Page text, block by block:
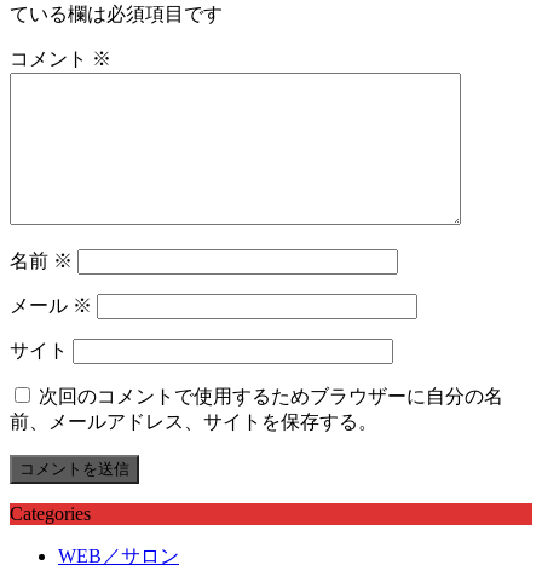
ている欄は必須項目です
コメント ※
名前 ※
メール ※
サイト
次回のコメントで使用するためブラウザーに自分の名
前、メールアドレス、サイトを保存する。
Categories
WEB／サロン